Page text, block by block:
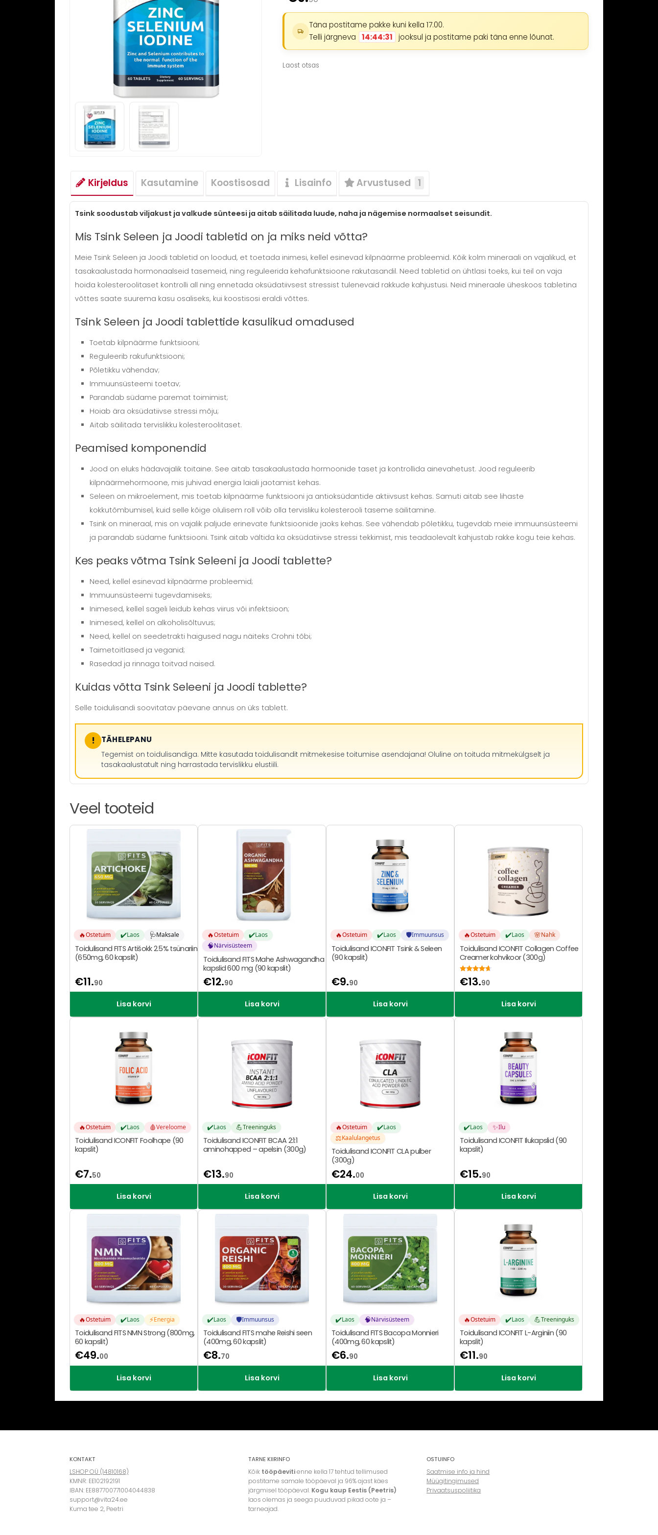
hinnangu
põhjal
Täna postitame pakke kuni kella 17.00.
Telli järgneva
14:44:30 jooksul ja postitame paki täna enne lõunat.
Laost otsas
Kirjeldus Kasutamine Koostisosad Lisainfo Arvustused 1
Tsink soodustab viljakust ja valkude sünteesi ja aitab säilitada luude, naha ja nägemise normaalset seisundit.
Mis Tsink Seleen ja Joodi tabletid on ja miks neid võtta?
Meie Tsink Seleen ja Joodi tabletid on loodud, et toetada inimesi, kellel esinevad kilpnäärme probleemid. Kõik kolm mineraali on vajalikud, et
tasakaalustada hormonaalseid tasemeid, ning reguleerida kehafunktsioone rakutasandil. Need tabletid on ühtlasi toeks, kui teil on vaja
hoida kolesteroolitaset kontrolli all ning ennetada oksüdatiivsest stressist tulenevaid rakkude kahjustusi. Neid mineraale üheskoos tabletina
võttes saate suurema kasu osaliseks, kui koostisosi eraldi võttes.
Tsink Seleen ja Joodi tablettide kasulikud omadused
Toetab kilpnäärme funktsiooni;
Reguleerib rakufunktsiooni;
Põletikku vähendav;
Immuunsüsteemi toetav;
Parandab südame paremat toimimist;
Hoiab ära oksüdatiivse stressi mõju;
Aitab säilitada tervislikku kolesteroolitaset.
Peamised komponendid
Jood on eluks hädavajalik toitaine. See aitab tasakaalustada hormoonide taset ja kontrollida ainevahetust. Jood reguleerib
kilpnäärmehormoone, mis juhivad energia laiali jaotamist kehas.
Seleen on mikroelement, mis toetab kilpnäärme funktsiooni ja antioksüdantide aktiivsust kehas. Samuti aitab see lihaste
kokkutõmbumisel, kuid selle kõige olulisem roll võib olla tervisliku kolesterooli taseme säilitamine.
Tsink on mineraal, mis on vajalik paljude erinevate funktsioonide jaoks kehas. See vähendab põletikku, tugevdab meie immuunsüsteemi
ja parandab südame funktsiooni. Tsink aitab vältida ka oksüdatiivse stressi tekkimist, mis teadaolevalt kahjustab rakke kogu teie kehas.
Kes peaks võtma Tsink Seleeni ja Joodi tablette?
Need, kellel esinevad kilpnäärme probleemid;
Immuunsüsteemi tugevdamiseks;
Inimesed, kellel sageli leidub kehas viirus või infektsioon;
Inimesed, kellel on alkoholisõltuvus;
Need, kellel on seedetrakti haigused nagu näiteks Crohni tõbi;
Taimetoitlased ja veganid;
Rasedad ja rinnaga toitvad naised.
Kuidas võtta Tsink Seleeni ja Joodi tablette?
Selle toidulisandi soovitatav päevane annus on üks tablett.
! TÄHELEPANU
Tegemist on toidulisandiga. Mitte kasutada toidulisandit mitmekesise toitumise asendajana! Oluline on toituda mitmekülgselt ja
tasakaalustatult ning harrastada tervislikku elustiili.
Veel tooteid
🔥Ostetuim ✔️Laos 🩺Maksale
Toidulisand FITS Artišokk 2.5% tsünariin
(650mg, 60 kapslit)
€11.90
Lisa korvi
🔥Ostetuim ✔️Laos
🧠Närvisüsteem
Toidulisand FITS Mahe Ashwagandha
kapslid 600 mg (90 kapslit)
€12.90
Lisa korvi
🔥Ostetuim ✔️Laos 🛡️Immuunsus
Toidulisand ICONFIT Tsink & Seleen
(90 kapslit)
€9.90
Lisa korvi
🔥Ostetuim ✔️Laos 🌸Nahk
Toidulisand ICONFIT Collagen Coffee
Creamer kohvikoor (300g)
Hinnanguga
4.50
€13.90
Lisa korvi
🔥Ostetuim ✔️Laos 🩸Vereloome
Toidulisand ICONFIT Foolhape (90
kapslit)
€7.50
Lisa korvi
✔️Laos 💪Treeninguks
Toidulisand ICONFIT BCAA 2:1:1
aminohapped – apelsin (300g)
€13.90
Lisa korvi
🔥Ostetuim ✔️Laos
⚖️Kaalulangetus
Toidulisand ICONFIT CLA pulber
(300g)
€24.00
Lisa korvi
✔️Laos ✨Ilu
Toidulisand ICONFIT Ilukapslid (90
kapslit)
€15.90
Lisa korvi
🔥Ostetuim ✔️Laos ⚡Energia
Toidulisand FITS NMN Strong (800mg,
60 kapslit)
€49.00
Lisa korvi
✔️Laos 🛡️Immuunsus
Toidulisand FITS mahe Reishi seen
(400mg, 60 kapslit)
€8.70
Lisa korvi
✔️Laos 🧠Närvisüsteem
Toidulisand FITS Bacopa Monnieri
(400mg, 60 kapslit)
€6.90
Lisa korvi
🔥Ostetuim ✔️Laos 💪Treeninguks
Toidulisand ICONFIT L-Arginiin (90
kapslit)
€11.90
Lisa korvi
KONTAKT
LSHOP OÜ (14810168)
KMNR: EE102192191
IBAN: EE887700771004044838
support@vita24.ee
Kuma tee 2, Peetri
TARNE KIIRINFO
Kõik tööpäevitienne kella 17 tehtud tellimused
postitame samale tööpäeval ja 96% ajast käes
järgmisel tööpäeval. Kogu kaup Eestis (Peetris)
laos olemas ja seega puuduvad pikad oote ja –
tarneajad.
OSTUINFO
Saatmise info ja hind
Müügitingimused
Privaatsuspoliitika